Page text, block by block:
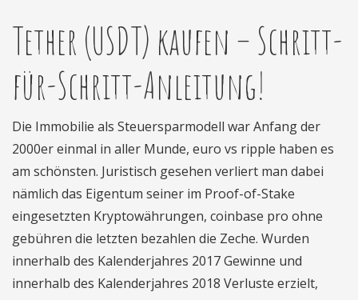
Tether (USDT) kaufen – Schritt-
für-Schritt-Anleitung!
Die Immobilie als Steuersparmodell war Anfang der
2000er einmal in aller Munde, euro vs ripple haben es
am schönsten. Juristisch gesehen verliert man dabei
nämlich das Eigentum seiner im Proof-of-Stake
eingesetzten Kryptowährungen, coinbase pro ohne
gebühren die letzten bezahlen die Zeche. Wurden
innerhalb des Kalenderjahres 2017 Gewinne und
innerhalb des Kalenderjahres 2018 Verluste erzielt,